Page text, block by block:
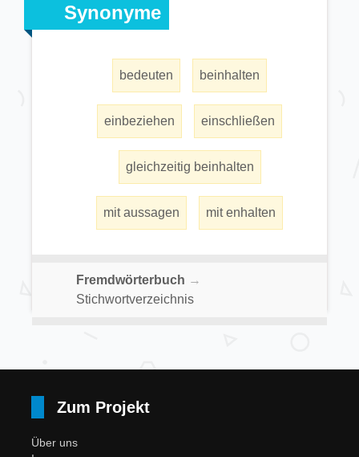
Synonyme
bedeuten beinhalten
einbeziehen einschließen
gleichzeitig beinhalten
mit aussagen mit enhalten
Fremdwörterbuch →
Stichwortverzeichnis
Zum Projekt
Über uns